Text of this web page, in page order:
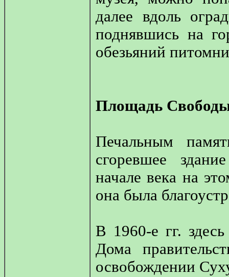
далее вдоль
поднявшись на
обезьяний
Площадь
Печальным
сгоревшее
начале века на
она была
В 1960-е гг.
Дома
освобождении